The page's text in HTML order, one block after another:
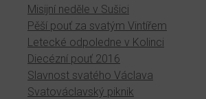
Misijní neděle v Sušici
Pěší pouť za svatým Vintířem
Letecké odpoledne v Kolinci
Diecézní pouť 2016
Slavnost svatého Václava
Svatováclavský piknik